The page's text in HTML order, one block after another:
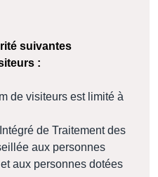
suivantes
:
de visiteurs est limité à
de Traitement des
aux personnes
aux personnes dotées